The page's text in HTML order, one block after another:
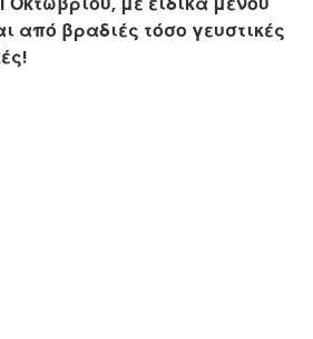
από βραδιές τόσο γευστικές